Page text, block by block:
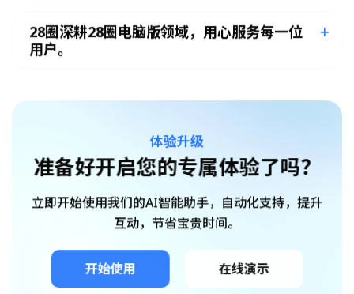
28圈深耕28圈电脑版领域，用心服务每一位
用户。
体验升级
准备好开启您的专属体验了吗？
立即开始使用我们的AI智能助手，自动化支持，提升
互动，节省宝贵时间。
开始使用 在线演示